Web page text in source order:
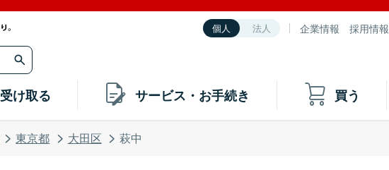
個人 法人 企業情報 採用情報
受け取る サービス・お手続き 買う
東京都 大田区 萩中